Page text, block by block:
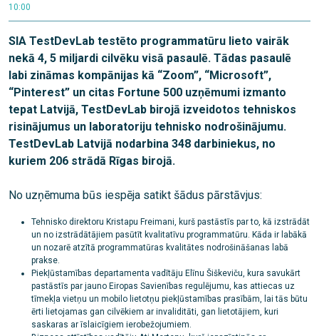
10:00
SIA TestDevLab testēto programmatūru lieto vairāk
nekā 4, 5 miljardi cilvēku visā pasaulē. Tādas pasaulē
labi zināmas kompānijas kā “Zoom”, “Microsoft”,
“Pinterest” un citas Fortune 500 uzņēmumi izmanto
tepat Latvijā, TestDevLab birojā izveidotos tehniskos
risinājumus un laboratoriju tehnisko nodrošinājumu.
TestDevLab Latvijā nodarbina 348 darbiniekus, no
kuriem 206 strādā Rīgas birojā.
No uzņēmuma būs iespēja satikt šādus pārstāvjus:
Tehnisko direktoru Kristapu Freimani, kurš pastāstīs par to, kā izstrādāt
un no izstrādātājiem pasūtīt kvalitatīvu programmatūru. Kāda ir labākā
un nozarē atzītā programmatūras kvalitātes nodrošināšanas labā
prakse.
Piekļūstamības departamenta vadītāju Elīnu Šiškeviču, kura savukārt
pastāstīs par jauno Eiropas Savienības regulējumu, kas attiecas uz
tīmekļa vietņu un mobilo lietotņu piekļūstamības prasībām, lai tās būtu
ērti lietojamas gan cilvēkiem ar invaliditāti, gan lietotājiem, kuri
saskaras ar īslaicīgiem ierobežojumiem.